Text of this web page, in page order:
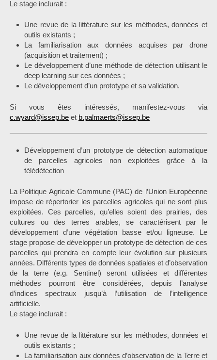
Le stage inclurait :
Une revue de la littérature sur les méthodes, données et
outils existants ;
La familiarisation aux données acquises par drone
(acquisition et traitement) ;
Le développement d’une méthode de détection utilisant le
deep learning sur ces données ;
Le développement d’un prototype et sa validation.
Si vous êtes intéressés, manifestez-vous via
c.wyard@issep.be et b.palmaerts@issep.be
Développement d’un prototype de détection automatique
de parcelles agricoles non exploitées grâce à la
télédétection
La Politique Agricole Commune (PAC) de l’Union Européenne
impose de répertorier les parcelles agricoles qui ne sont plus
exploitées. Ces parcelles, qu’elles soient des prairies, des
cultures ou des terres arables, se caractérisent par le
développement d’une végétation basse et/ou ligneuse. Le
stage propose de développer un prototype de détection de ces
parcelles qui prendra en compte leur évolution sur plusieurs
années. Différents types de données spatiales et d’observation
de la terre (e.g. Sentinel) seront utilisées et différentes
méthodes pourront être considérées, depuis l’analyse
d’indices spectraux jusqu’à l’utilisation de l’intelligence
artificielle.
Le stage inclurait :
Une revue de la littérature sur les méthodes, données et
outils existants ;
La familiarisation aux données d’observation de la Terre et